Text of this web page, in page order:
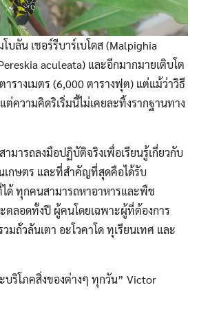
ลัน เชอร์รีบาร์เบโดส (Malpighia
aculeata) และอีกมากมายเติบโต
รางเมตร (6,000 ตารางฟุต) แต่แม้ว่าวิธี
ความคิดริเริ่มนี้ไม่เคยละทิ้งรากฐานทาง
มารถลงมือปฏิบัติจริงเพื่อเรียนรู้เกี่ยวกับ
เกษตร และที่สำคัญที่สุดคือได้รับ
ด้ ทุกคนสามารถหาอาหารและพืช
ตลอดทั้งปี ผู้คนโดยเฉพาะผู้ที่ต้องการ
มถั่วลันเตา อะโวคาโด ทุเรียนเทศ และ
บริโภคสิ่งของต่างๆ ทุกวัน” Victor